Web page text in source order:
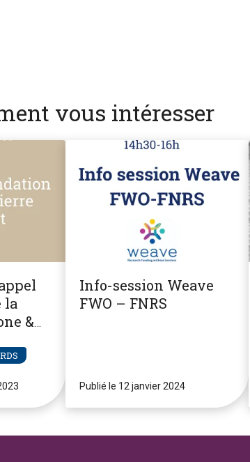
vous intéresser
la
&
Info-session Weave
FWO – FNRS
Publié le 12 janvier 2024